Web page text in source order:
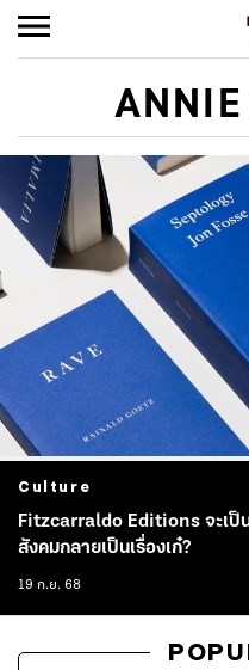
Culture
Fitzcarraldo Editions จะเป็
สังคมกลายเป็นเรื่องเก๋?
19 ก.ย. 68